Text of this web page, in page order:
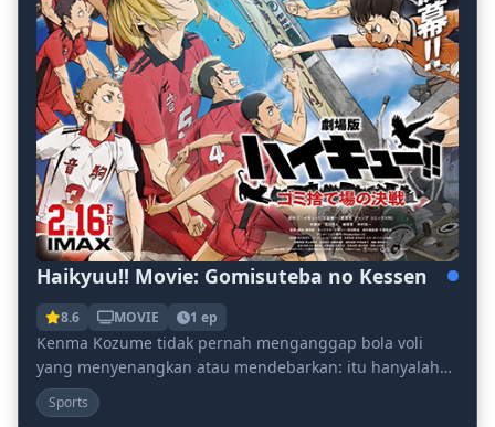
Haikyuu!! Movie: Gomisuteba no Kessen
8.6 MOVIE 1 ep
Kenma Kozume tidak pernah menganggap bola voli
yang menyenangkan atau mendebarkan: itu hanyalah
sesuatu yang dia kuasai. Tapi sekarang tim voli
Nekoma...
Sports